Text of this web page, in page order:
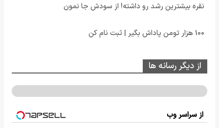
نقره بیشترین رشد رو داشته! از سودش جا نمون
100 هزار تومن پاداش بگیر | ثبت نام کن
از دیگر رسانه ها
از سراسر وب